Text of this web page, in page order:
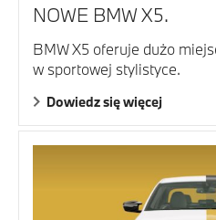
NOWE BMW X5.
BMW X5 oferuje dużo
w sportowej stylistyce.
Dowiedz się więcej